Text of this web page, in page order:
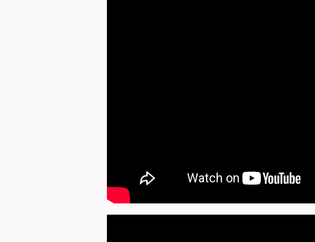
„Mougnou“.
https://www.bolingoart.com/burkina-azza